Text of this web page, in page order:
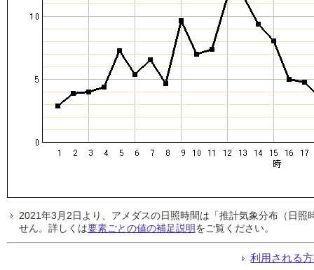
2021年3月2日より、アメダスの日照時間は「推計気象分布（日
せん。詳しくは要素ごとの値の補足説明をご覧ください。
利用される